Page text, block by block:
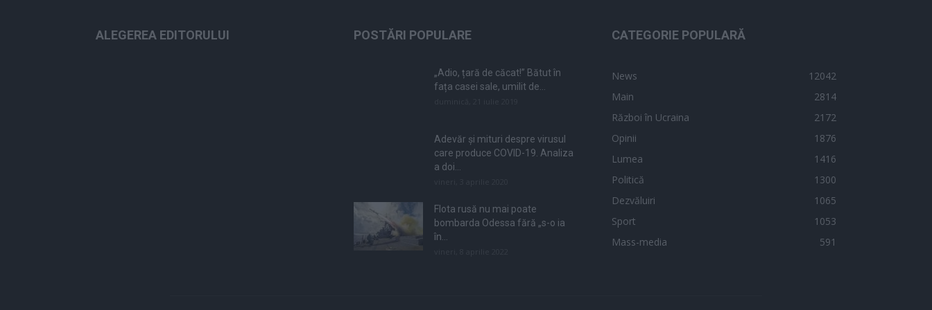
ALEGEREA EDITORULUI POSTĂRI POPULARE
„Adio, țară de căcat!” Bătut în
fața casei sale, umilit de...
Adevăr și mituri despre virusul
care produce COVID-19. Analiza
a doi...
Flota rusă nu mai poate
bombarda Odessa fără „s-o ia
în...
CATEGORIE POPULARĂ
News
12042
Main
2814
Război în Ucraina
2172
Opinii
1876
Lumea
1416
Politică
1300
Dezvăluiri
1065
Sport
1053
Mass-media
591